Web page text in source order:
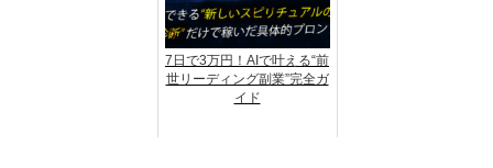
7日で3万円！AIで叶える“前
世リーディング副業”完全ガ
イド